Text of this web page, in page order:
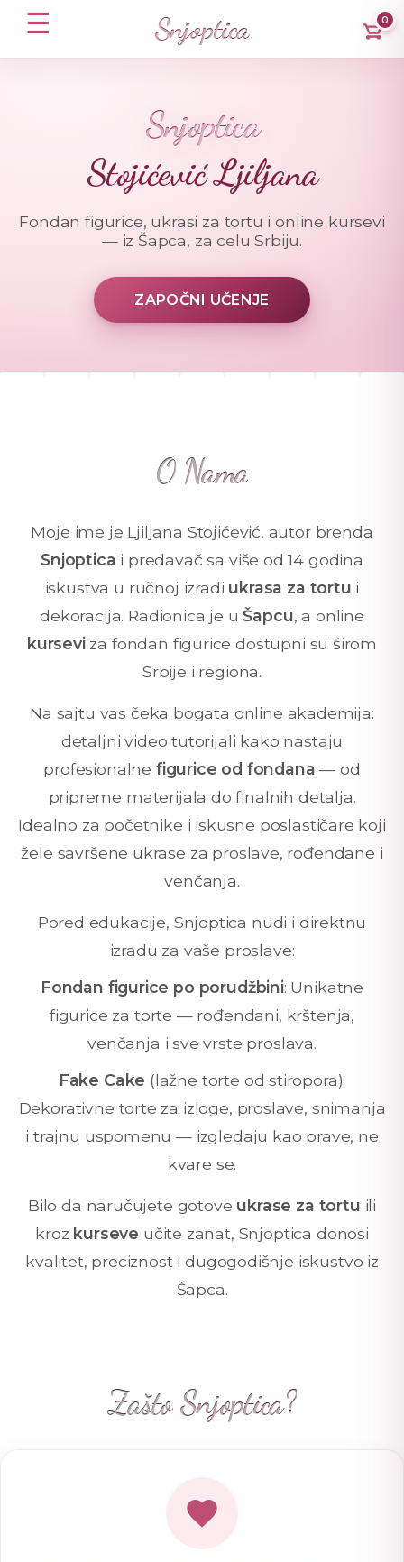
☰ Snjoptica 0
Snjoptica
Stojićević Ljiljana
Fondan figurice, ukrasi za tortu i online kursevi
— iz Šapca, za celu Srbiju.
ZAPOČNI UČENJE
O Nama
Moje ime je Ljiljana Stojićević, autor brenda
Snjoptica i predavač sa više od 14 godina
iskustva u ručnoj izradi ukrasa za tortu i
dekoracija. Radionica je uŠapcu, a online
kurseviza fondan figurice dostupni su širom
Srbije i regiona.
Na sajtu vas čeka bogata online akademija:
detaljni video tutorijali kako nastaju
profesionalne figurice od fondana — od
pripreme materijala do finalnih detalja.
Idealno za početnike i iskusne poslastičare koji
žele savršene ukrase za proslave, rođendane i
venčanja.
Pored edukacije, Snjoptica nudi i direktnu
izradu za vaše proslave:
Fondan figurice po porudžbini: Unikatne
figurice za torte — rođendani, krštenja,
venčanja i sve vrste proslava.
Fake Cake (lažne torte od stiropora):
Dekorativne torte za izloge, proslave, snimanja
i trajnu uspomenu — izgledaju kao prave, ne
kvare se.
Bilo da naručujete gotove ukrase za tortu ili
kroz kurseve učite zanat, Snjoptica donosi
kvalitet, preciznost i dugogodišnje iskustvo iz
Šapca.
Zašto Snjoptica?